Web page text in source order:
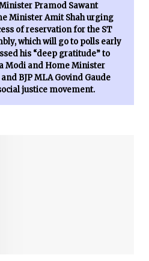
Pramod Sawant
Minister Amit Shah urging
of reservation for the ST
which will go to polls early
his “deep gratitude” to
Modi and Home Minister
BJP MLA Govind Gaude
justice movement.